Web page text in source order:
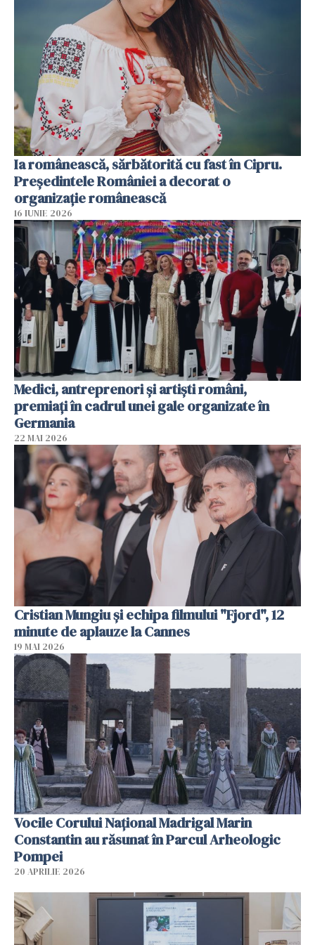
Ia românească, sărbătorită cu fast în Cipru.
Președintele României a decorat o
organizație românească
16 IUNIE 2026
Medici, antreprenori și artiști români,
premiați în cadrul unei gale organizate în
Germania
22 MAI 2026
Cristian Mungiu şi echipa filmului "Fjord", 12
minute de aplauze la Cannes
19 MAI 2026
Vocile Corului Național Madrigal Marin
Constantin au răsunat în Parcul Arheologic
Pompei
20 APRILIE 2026